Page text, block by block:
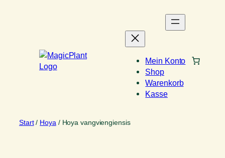
Mein Konto
Shop
Warenkorb
Kasse
Start/ Hoya / Hoya vangviengiensis